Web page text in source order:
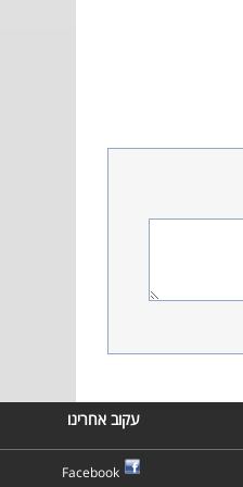
עקוב אחרינו
Facebook